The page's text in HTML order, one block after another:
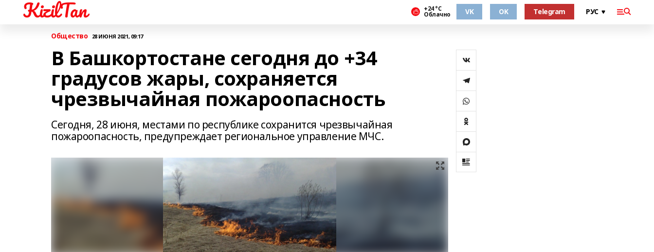
KizilTan +24 °С
Облачно VK OK Telegram
Общество 28 ИЮНЯ 2021, 09:17
В Башкортостане сегодня до +34
градусов жары, сохраняется
чрезвычайная пожароопасность
Сегодня, 28 июня, местами по республике сохранится чрезвычайная
пожароопасность, предупреждает региональное управление МЧС.